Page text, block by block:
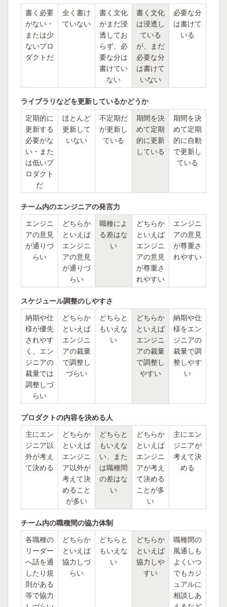
書く必要
がない・
または少
ないプロ
ダクトだ
全く書け
ていない
書く文化
がまだ浸
透してお
らず、必
要な分は
書けてい
ない
書く文化
は浸透し
ている
が、まだ
必要な分
は書けて
いない
必要な分
は書けて
いる
ライブラリなどを更新しているかどうか
定期的に
更新する
必要がな
い・また
は低いプ
ロダクト
だ
ほとんど
更新して
いない
不定期だ
が更新し
ている
期間を決
めて定期
的に更新
している
期間を決
めて定期
的に自動
で更新し
ている
チーム内のエンジニアの発言力
エンジニ
アの意見
が通りづ
らい
どちらか
といえば
エンジニ
アの意見
が通りづ
らい
職種によ
る差はな
い
どちらか
といえば
エンジニ
アの意見
が尊重さ
れやすい
エンジニ
アの意見
が尊重さ
れやすい
スケジュール調整のしやすさ
納期や仕
様が優先
されやす
く、エン
ジニアの
裁量では
調整しづ
らい
どちらか
といえば
エンジニ
アの裁量
で調整し
づらい
どちらと
もいえな
い
どちらか
といえば
エンジニ
アの裁量
で調整し
やすい
納期や仕
様をエン
ジニアの
裁量で調
整しやす
い
プロダクトの内容を決める人
主にエン
ジニア以
外が考え
て決める
どちらか
といえば
エンジニ
ア以外が
考えて決
めること
が多い
どちらと
もいえな
い、また
は職種間
の差はな
い
どちらか
といえば
エンジニ
アが考え
て決める
ことが多
い
主にエン
ジニアが
考えて決
める
チーム内の職種間の協力体制
各職種の
リーダー
へ話を通
したり規
則がある
等で協力
どちらか
といえば
協力しづ
らい
どちらと
もいえな
い
どちらか
といえば
協力しや
すい
職種間の
風通しも
よくいつ
でもカジ
ュアルに
相談しあ